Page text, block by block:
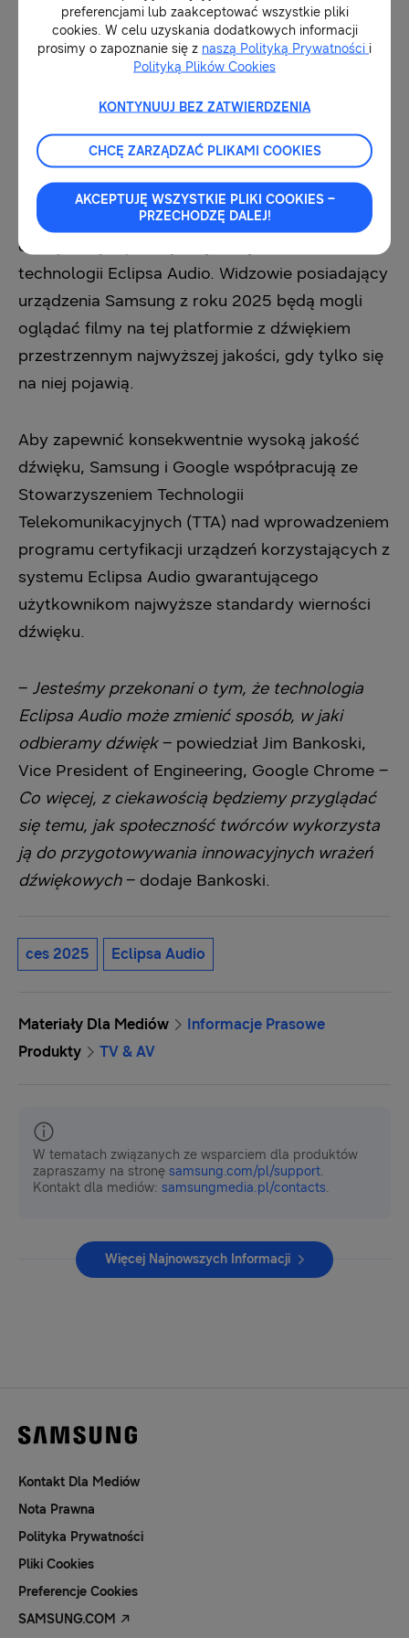
chcący doświadczyć tego, co oferuje producent,
będą mieli do wyboru szerokie spectrum
Wzbogacenie treści i wrażeń
Od 2025 r. wszyscy twórcy treści będą mogli
przesyłać na YouTube filmy zawierające ścieżkę
dźwiękową zapisaną z wykorzystaniem
technologii Eclipsa Audio. Widzowie posiadający
urządzenia Samsung z roku 2025 będą mogli
oglądać filmy na tej platformie z dźwiękiem
przestrzennym najwyższej jakości, gdy tylko się
na niej pojawią.
Aby zapewnić konsekwentnie wysoką jakość
dźwięku, Samsung i Google współpracują ze
Stowarzyszeniem Technologii
Telekomunikacyjnych (TTA) nad wprowadzeniem
programu certyfikacji urządzeń korzystających z
systemu Eclipsa Audio gwarantującego
użytkownikom najwyższe standardy wierności
dźwięku.
– Jesteśmy przekonani o tym, że technologia
Eclipsa Audio może zmienić sposób, w jaki
odbieramy dźwięk– powiedział Jim Bankoski,
Vice President of Engineering, Google Chrome –
Co więcej, z ciekawością będziemy przyglądać
się temu, jak społeczność twórców wykorzysta
ją do przygotowywania innowacyjnych wrażeń
dźwiękowych– dodaje Bankoski.
ces 2025 Eclipsa Audio
Materiały Dla Mediów
Informacje Prasowe
Produkty
TV & AV
W tematach związanych ze wsparciem dla produktów
zapraszamy na stronę samsung.com/pl/support.
Kontakt dla mediów: samsungmedia.pl/contacts.
Więcej Najnowszych Informacji
Kontakt Dla Mediów
Nota Prawna
Polityka Prywatności
Pliki Cookies
Preferencje Cookies
SAMSUNG.COM
preferencjami lub zaakceptować wszystkie pliki
cookies. W celu uzyskania dodatkowych informacji
prosimy o zapoznanie się z naszą Polityką Prywatności i
Polityką Plików Cookies
KONTYNUUJ BEZ ZATWIERDZENIA
CHCĘ ZARZĄDZAĆ PLIKAMI COOKIES
AKCEPTUJĘ WSZYSTKIE PLIKI COOKIES –
PRZECHODZĘ DALEJ!